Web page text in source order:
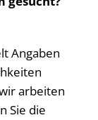
Angaben
arbeiten
Sie die